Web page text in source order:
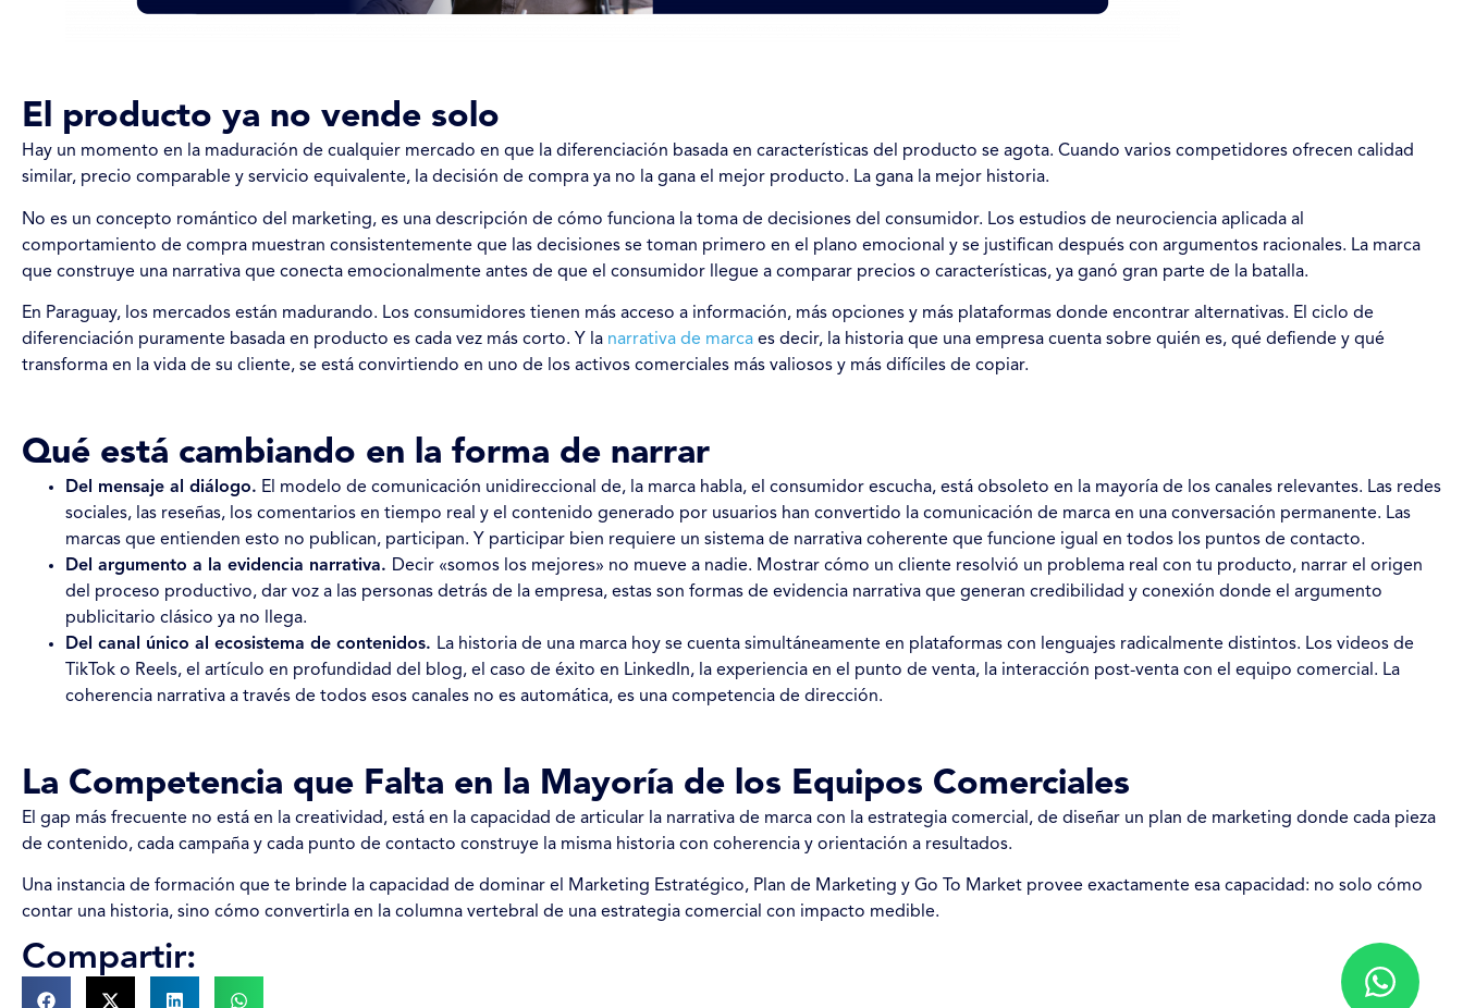
El producto ya no vende solo
Hay un momento en la maduración de cualquier mercado en que la diferenciación basada en características del producto se agota. Cuando varios competidores ofrecen calidad
similar, precio comparable y servicio equivalente, la decisión de compra ya no la gana el mejor producto. La gana la mejor historia.
No es un concepto romántico del marketing, es una descripción de cómo funciona la toma de decisiones del consumidor. Los estudios de neurociencia aplicada al
comportamiento de compra muestran consistentemente que las decisiones se toman primero en el plano emocional y se justifican después con argumentos racionales. La marca
que construye una narrativa que conecta emocionalmente antes de que el consumidor llegue a comparar precios o características, ya ganó gran parte de la batalla.
En Paraguay, los mercados están madurando. Los consumidores tienen más acceso a información, más opciones y más plataformas donde encontrar alternativas. El ciclo de
diferenciación puramente basada en producto es cada vez más corto. Y la narrativa de marca es decir, la historia que una empresa cuenta sobre quién es, qué defiende y qué
transforma en la vida de su cliente, se está convirtiendo en uno de los activos comerciales más valiosos y más difíciles de copiar.
Qué está cambiando en la forma de narrar
Del mensaje al diálogo. El modelo de comunicación unidireccional de, la marca habla, el consumidor escucha, está obsoleto en la mayoría de los canales relevantes. Las redes
sociales, las reseñas, los comentarios en tiempo real y el contenido generado por usuarios han convertido la comunicación de marca en una conversación permanente. Las
marcas que entienden esto no publican, participan. Y participar bien requiere un sistema de narrativa coherente que funcione igual en todos los puntos de contacto.
Del argumento a la evidencia narrativa. Decir «somos los mejores» no mueve a nadie. Mostrar cómo un cliente resolvió un problema real con tu producto, narrar el origen
del proceso productivo, dar voz a las personas detrás de la empresa, estas son formas de evidencia narrativa que generan credibilidad y conexión donde el argumento
publicitario clásico ya no llega.
Del canal único al ecosistema de contenidos. La historia de una marca hoy se cuenta simultáneamente en plataformas con lenguajes radicalmente distintos. Los videos de
TikTok o Reels, el artículo en profundidad del blog, el caso de éxito en LinkedIn, la experiencia en el punto de venta, la interacción post-venta con el equipo comercial. La
coherencia narrativa a través de todos esos canales no es automática, es una competencia de dirección.
La Competencia que Falta en la Mayoría de los Equipos Comerciales
El gap más frecuente no está en la creatividad, está en la capacidad de articular la narrativa de marca con la estrategia comercial, de diseñar un plan de marketing donde cada pieza
de contenido, cada campaña y cada punto de contacto construye la misma historia con coherencia y orientación a resultados.
Una instancia de formación que te brinde la capacidad de dominar el Marketing Estratégico, Plan de Marketing y Go To Market provee exactamente esa capacidad: no solo cómo
contar una historia, sino cómo convertirla en la columna vertebral de una estrategia comercial con impacto medible.
Compartir: